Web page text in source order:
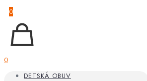
0
0
DETSKÁ OBUV